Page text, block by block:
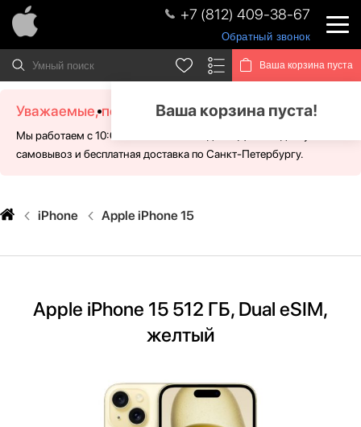
+7 (812) 409-38-67
Обратный звонок
Ваша корзина пуста
Ваша корзина пуста!
Уважаемые, посетители!
Мы работаем с 10:00 - 21:00 без выходных. Для Вас доступен
самовывоз и бесплатная доставка по Санкт-Петербургу.
iPhone Apple iPhone 15
Apple iPhone 15 512 ГБ, Dual eSIM,
желтый